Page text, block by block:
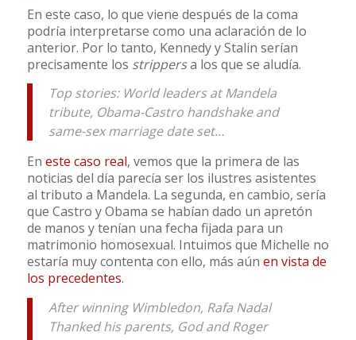
En este caso, lo que viene después de la coma
podría interpretarse como una aclaración de lo
anterior. Por lo tanto, Kennedy y Stalin serían
precisamente los strippersa los que se aludía.
Top stories: World leaders at Mandela
tribute, Obama-Castro handshake and
same-sex marriage date set…
En este caso real, vemos que la primera de las
noticias del día parecía ser los ilustres asistentes
al tributo a Mandela. La segunda, en cambio, sería
que Castro y Obama se habían dado un apretón
de manos y tenían una fecha fijada para un
matrimonio homosexual. Intuimos que Michelle no
estaría muy contenta con ello, más aún en vista de
los precedentes.
After winning Wimbledon, Rafa Nadal
Thanked his parents, God and Roger